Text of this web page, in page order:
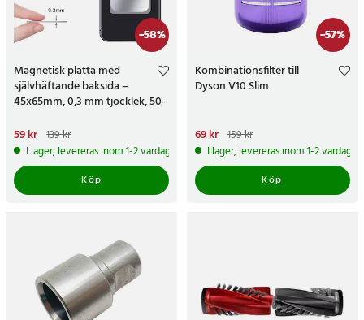
-58%
Magnetisk platta med
självhäftande baksida –
45x65mm, 0,3 mm tjocklek, 50-
Nuvarande pris
pris:139 kr
59 kr 139 kr
I lager, levereras inom 1-2 vardagar
Köp
-57%
Kombinationsfilter till
Dyson V10 Slim
Nuvarande pris
pris:159 kr
69 kr 159 kr
I lager, levereras inom 1-2 vardagar
Köp